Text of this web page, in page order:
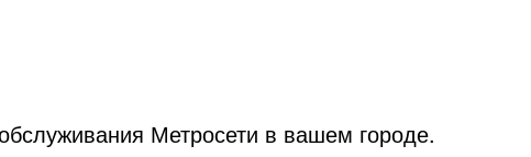
Метросети в вашем городе.